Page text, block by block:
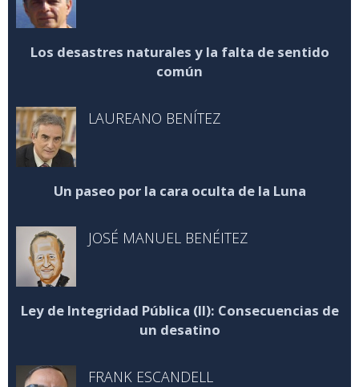
Los desastres naturales y la falta de sentido
común
LAUREANO BENÍTEZ
Un paseo por la cara oculta de la Luna
JOSÉ MANUEL BENÉITEZ
Ley de Integridad Pública (II): Consecuencias de
un desatino
FRANK ESCANDELL